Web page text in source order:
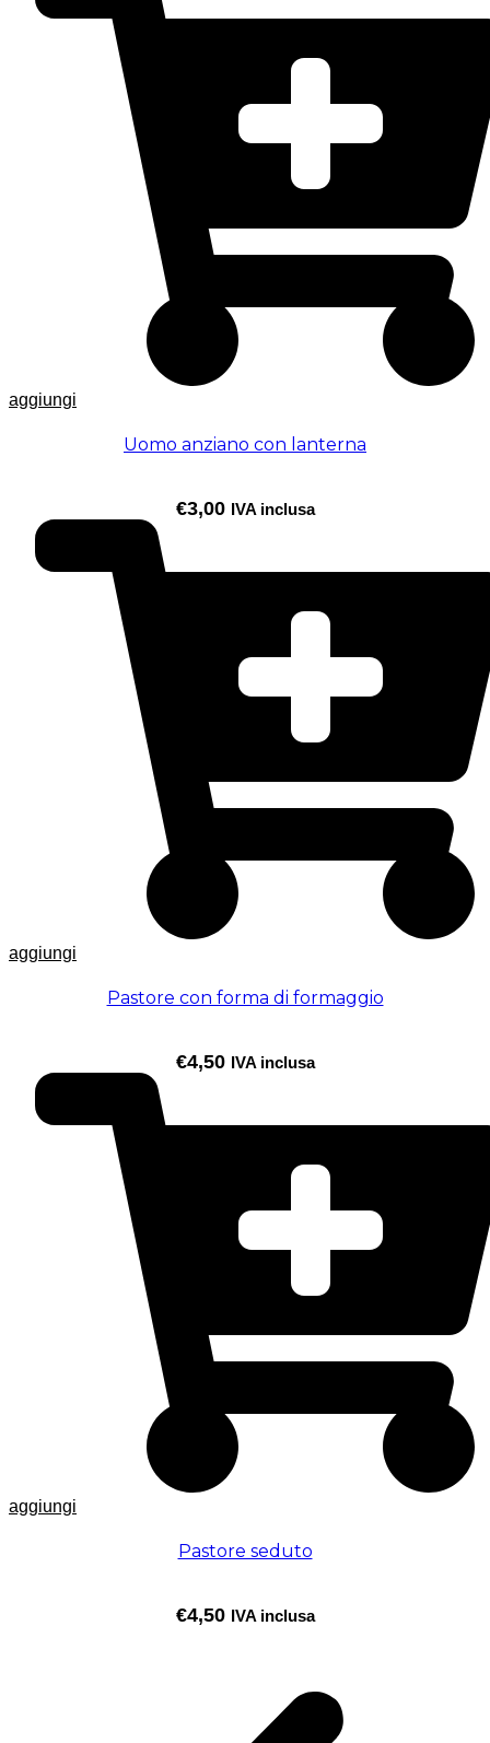
aggiungi
Uomo anziano con lanterna
€3,00 IVA inclusa
aggiungi
Pastore con forma di formaggio
€4,50 IVA inclusa
aggiungi
Pastore seduto
€4,50 IVA inclusa